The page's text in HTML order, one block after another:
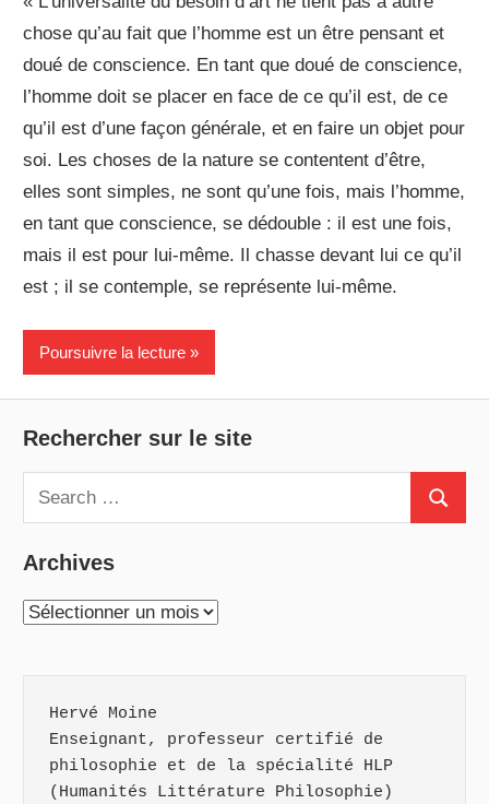
chose qu’au fait que l’homme est un être pensant et
doué de conscience. En tant que doué de conscience,
l’homme doit se placer en face de ce qu’il est, de ce
qu’il est d’une façon générale, et en faire un objet pour
soi. Les choses de la nature se contentent d’être,
elles sont simples, ne sont qu’une fois, mais l’homme,
en tant que conscience, se dédouble : il est une fois,
mais il est pour lui-même. Il chasse devant lui ce qu’il
est ; il se contemple, se représente lui-même.
Poursuivre la lecture
Rechercher sur le site
Search
for:
Search
Archives
Archives
Hervé Moine
Enseignant, professeur certifié de
philosophie et de la spécialité HLP
(Humanités Littérature Philosophie)